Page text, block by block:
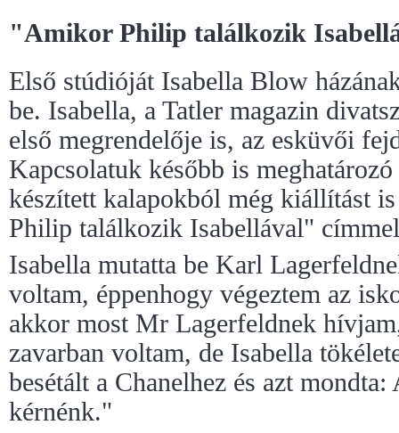
"Amikor Philip találkozik
Első stúdióját Isabella Blow
be. Isabella, a Tatler magazin
első megrendelője is, az esküvői
Kapcsolatuk később is
készített kalapokból még kiállítást
Philip találkozik Isabellával"
Isabella mutatta be Karl
voltam, éppenhogy végeztem az
akkor most Mr Lagerfeldnek
zavarban voltam, de Isabella
besétált a Chanelhez és azt
kérnénk."